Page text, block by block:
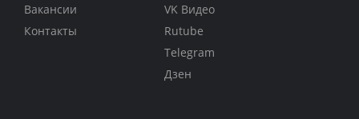
Вакансии
Контакты
VK Видео
Rutube
Telegram
Дзен